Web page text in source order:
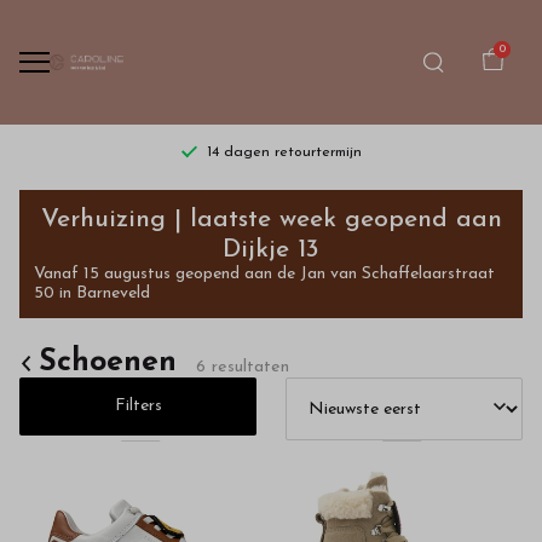
0
14 dagen retourtermijn
Schoenen
Bestel
kinderkleding
kwaliteit
Verhuizing | laatste week geopend aan
Dijkje 13
Vanaf 15 augustus geopend aan de Jan van Schaffelaarstraat
50 in Barneveld
Schoenen 6 resultaten
Filters